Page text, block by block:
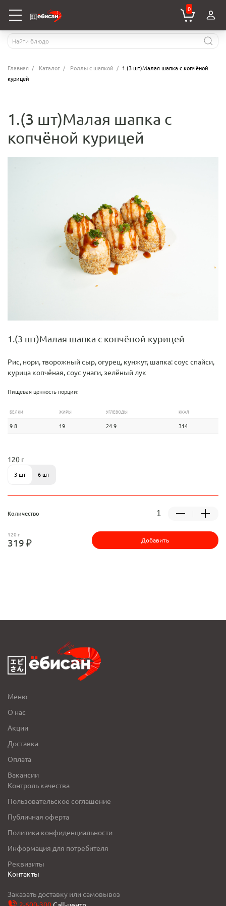
0
Главная Каталог Роллы с шапкой
1.(3 шт)Малая шапка с копчёной
курицей
1.(3 шт)Малая шапка с
копчёной курицей
1.(3 шт)Малая шапка с копчёной курицей
Рис, нори, творожный сыр, огурец, кунжут, шапка: соус спайси,
курица копчёная, соус унаги, зелёный лук
Пищевая ценность порции:
БЕЛКИ ЖИРЫ УГЛЕВОДЫ ККАЛ
9.8 19 24.9 314
120 г
3 шт 6 шт
Количество
120 г
319 ₽ Добавить
Меню
О нас
Акции
Доставка
Оплата
Вакансии
Контроль качества
Пользовательское соглашение
Публичная оферта
Политика конфиденциальности
Информация для потребителя
Реквизиты
Контакты
Заказать доставку или самовывоз